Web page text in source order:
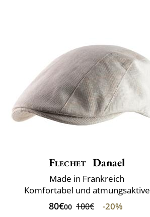
Flechet Danael
Made in Frankreich
Komfortabel und atmungsaktive
80€00 100€ -20%